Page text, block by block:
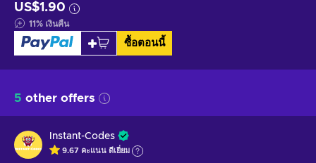
US$1.90
11% เงินคืน
ซื้อตอนนี้
5 other offers
Instant-Codes
9.67 คะแนน ดีเยี่ยม